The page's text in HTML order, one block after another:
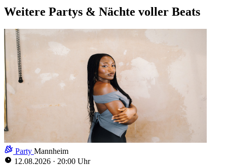
Weitere Partys & Nächte voller Beats
Party Mannheim
12.08.2026 · 20:00 Uhr